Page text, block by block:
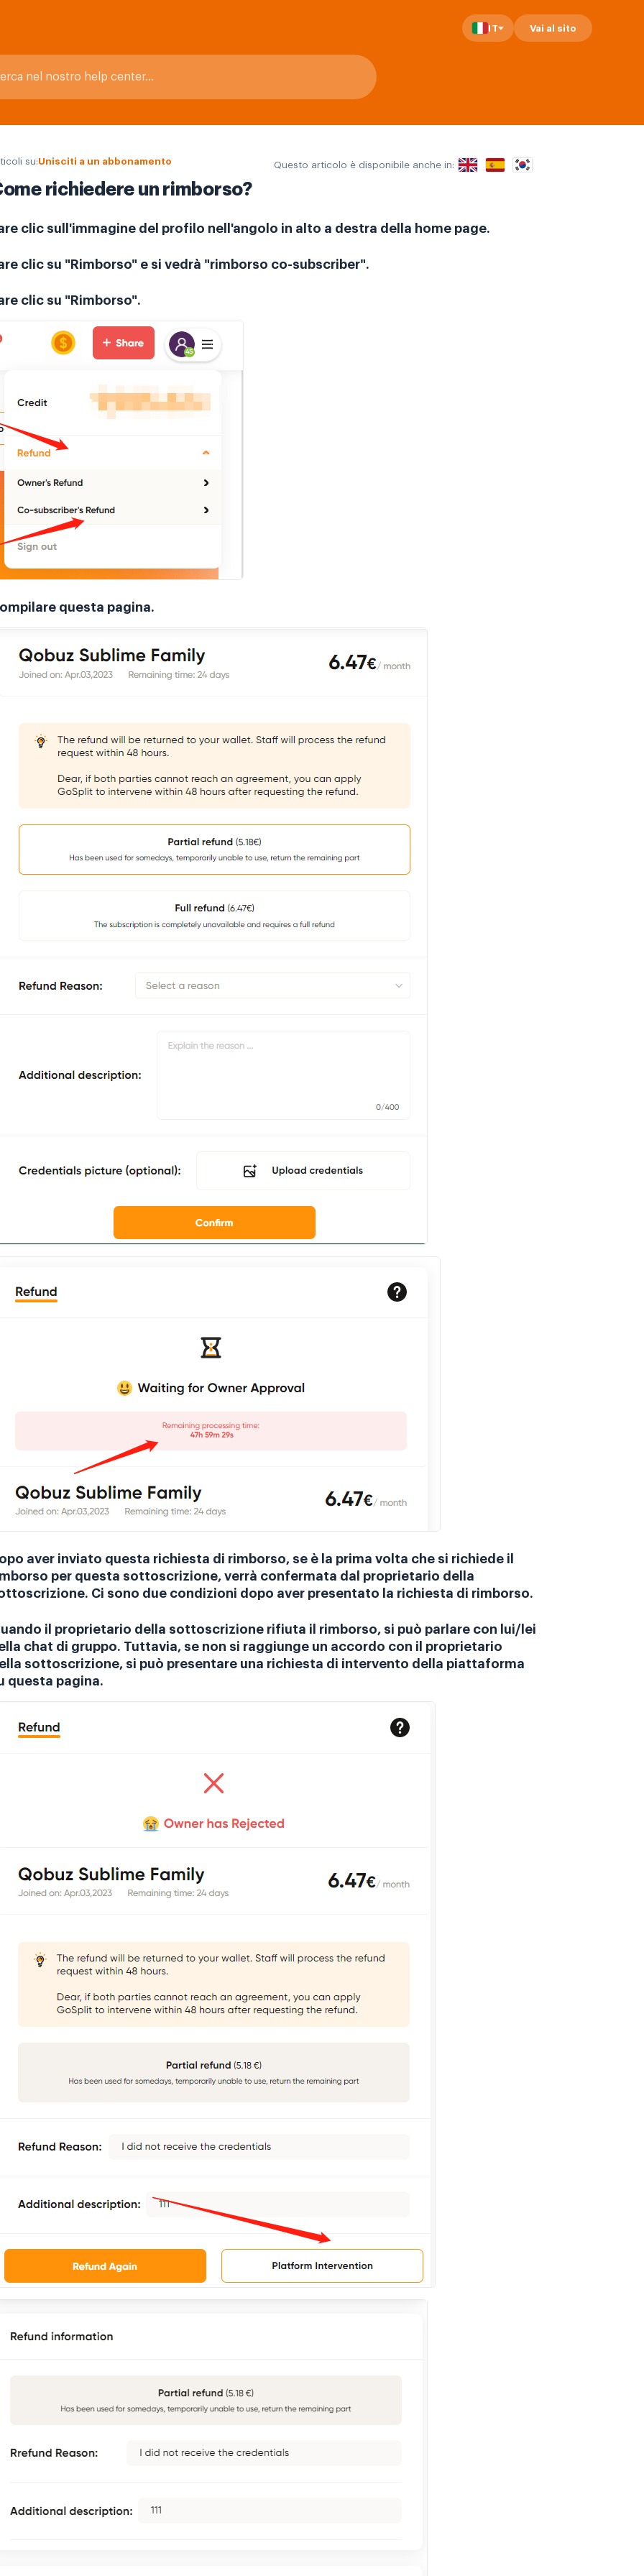
IT Vai al sito
su:Unisciti a un abbonamento Questo articolo è disponibile anche in:
richiedere un rimborso?
clic sull'immagine del profilo nell'angolo in alto a destra della home page.
clic su "Rimborso" e si vedrà "rimborso co-subscriber".
clic su "Rimborso".
questa pagina.
aver inviato questa richiesta di rimborso, se è la prima volta che si richiede il
per questa sottoscrizione, verrà confermata dal proprietario della
Ci sono due condizioni dopo aver presentato la richiesta di rimborso.
il proprietario della sottoscrizione rifiuta il rimborso, si può parlare con lui/lei
chat di gruppo. Tuttavia, se non si raggiunge un accordo con il proprietario
sottoscrizione, si può presentare una richiesta di intervento della piattaforma
questa pagina.